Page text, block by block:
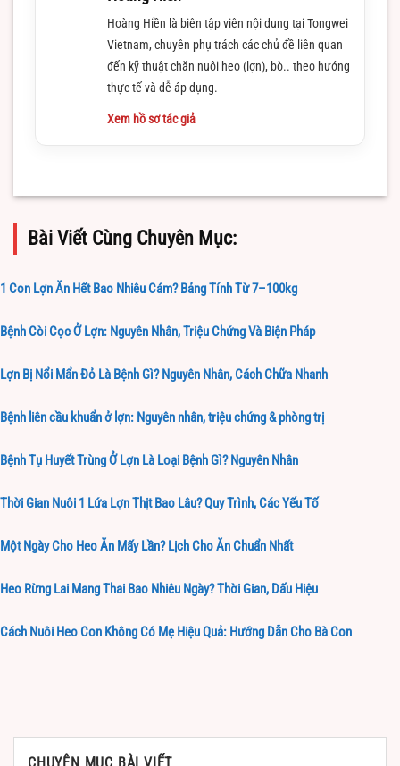
Hoàng Hiền là biên tập viên nội dung tại Tongwei
Vietnam, chuyên phụ trách các chủ đề liên quan
đến kỹ thuật chăn nuôi heo (lợn), bò.. theo hướng
thực tế và dễ áp dụng.
Xem hồ sơ tác giả
Bài Viết Cùng Chuyên Mục:
1 Con Lợn Ăn Hết Bao Nhiêu Cám? Bảng Tính Từ 7–100kg
Bệnh Còi Cọc Ở Lợn: Nguyên Nhân, Triệu Chứng Và Biện Pháp
Lợn Bị Nổi Mẩn Đỏ Là Bệnh Gì? Nguyên Nhân, Cách Chữa Nhanh
Bệnh liên cầu khuẩn ở lợn: Nguyên nhân, triệu chứng & phòng trị
Bệnh Tụ Huyết Trùng Ở Lợn Là Loại Bệnh Gì? Nguyên Nhân
Thời Gian Nuôi 1 Lứa Lợn Thịt Bao Lâu? Quy Trình, Các Yếu Tố
Một Ngày Cho Heo Ăn Mấy Lần? Lịch Cho Ăn Chuẩn Nhất
Heo Rừng Lai Mang Thai Bao Nhiêu Ngày? Thời Gian, Dấu Hiệu
Cách Nuôi Heo Con Không Có Mẹ Hiệu Quả: Hướng Dẫn Cho Bà Con
CHUYÊN MỤC BÀI VIẾT